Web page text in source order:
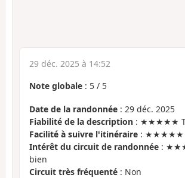
29 déc. 2025 à 14:52
Note globale : 5 / 5
Date de la randonnée : 29 déc. 2025
Fiabilité de la description : ★★★★★
Facilité à suivre l'itinéraire : ★★★★★
Intérêt du circuit de randonnée :
bien
Circuit très fréquenté : Non